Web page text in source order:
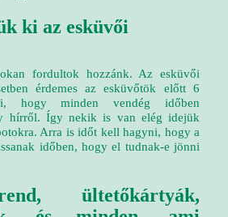
ki az esküvői
fordultok hozzánk. Az esküvői
érdemes az esküvőtök előtt 6
hogy minden vendég időben
hírről. Így nekik is van elég idejük
Arra is időt kell hagyni, hogy a
időben, hogy el tudnak-e jönni
ültetőkártyák,